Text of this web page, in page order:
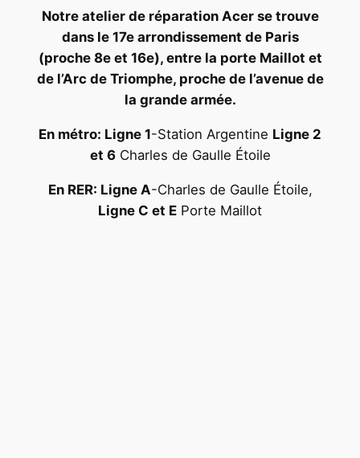
Notre atelier de réparation Acer se trouve
dans le 17e arrondissement de Paris
(proche 8e et 16e), entre la porte Maillot et
de l’Arc de Triomphe, proche de l’avenue de
la grande armée.
En métro: Ligne 1-Station Argentine Ligne 2
et 6Charles de Gaulle Étoile
En RER: Ligne A-Charles de Gaulle Étoile,
Ligne C et E Porte Maillot